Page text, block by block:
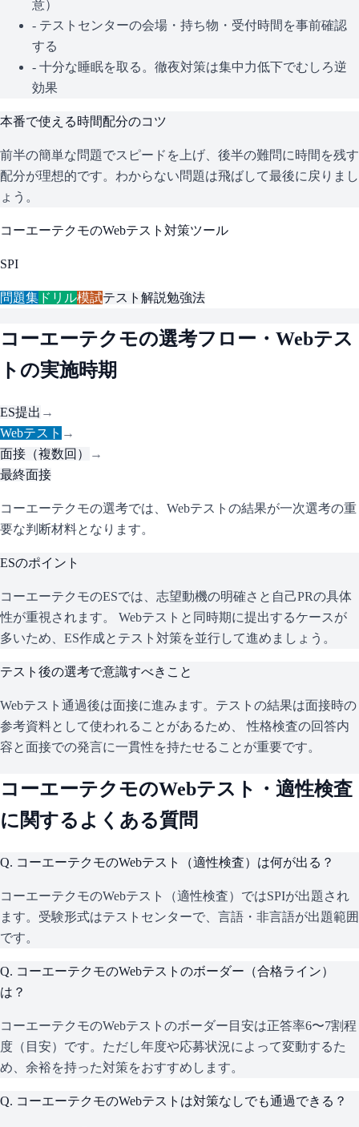
意）
- テストセンターの会場・持ち物・受付時間を事前確認
する
- 十分な睡眠を取る。徹夜対策は集中力低下でむしろ逆
効果
本番で使える時間配分のコツ
前半の簡単な問題でスピードを上げ、後半の難問に時間を残す
配分が理想的です。わからない問題は飛ばして最後に戻りまし
ょう。
コーエーテクモのWebテスト対策ツール
SPI
問題集 ドリル模試テスト解説勉強法
コーエーテクモの選考フロー・Webテス
トの実施時期
ES提出 →
Webテスト →
面接（複数回）
→
最終面接
コーエーテクモの選考では、Webテストの結果が一次選考の重
要な判断材料となります。
ESのポイント
コーエーテクモのESでは、志望動機の明確さと自己PRの具体
性が重視されます。 Webテストと同時期に提出するケースが
多いため、ES作成とテスト対策を並行して進めましょう。
テスト後の選考で意識すべきこと
Webテスト通過後は面接に進みます。テストの結果は面接時の
参考資料として使われることがあるため、 性格検査の回答内
容と面接での発言に一貫性を持たせることが重要です。
コーエーテクモのWebテスト・適性検査
に関するよくある質問
Q. コーエーテクモのWebテスト（適性検査）は何が出る？
コーエーテクモのWebテスト（適性検査）ではSPIが出題され
ます。受験形式はテストセンターで、言語・非言語が出題範囲
です。
Q. コーエーテクモのWebテストのボーダー（合格ライン）
は？
コーエーテクモのWebテストのボーダー目安は正答率6〜7割程
度（目安）です。ただし年度や応募状況によって変動するた
め、余裕を持った対策をおすすめします。
Q. コーエーテクモのWebテストは対策なしでも通過できる？